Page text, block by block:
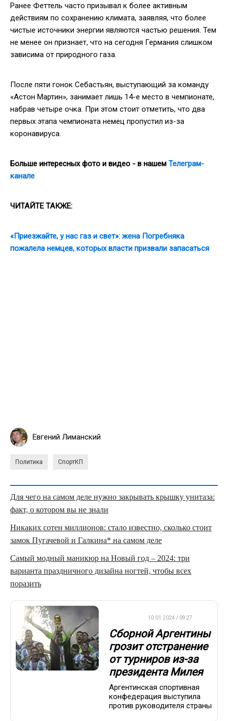
Ранее Феттель часто призывал к более активным
действиям по сохранению климата, заявляя, что более
чистые источники энергии являются частью решения. Тем
не менее он признает, что на сегодня Германия слишком
зависима от природного газа.
После пяти гонок Себастьян, выступающий за команду
«Астон Мартин», занимает лишь 14-е место в чемпионате,
набрав четыре очка. При этом стоит отметить, что два
первых этапа чемпионата немец пропустил из-за
коронавируса.
Больше интересных фото и видео - в нашем Телеграм-
канале
ЧИТАЙТЕ ТАКЖЕ:
«Приезжайте, у нас газ и свет»: жена Погребняка
пожалела немцев, которых власти призвали запасаться
Евгений Лиманский
Политика СпортКП
Для чего на самом деле нужно закрывать крышку унитаза:
факт, о котором вы не знали
Никаких сотен миллионов: стало известно, сколько стоит
замок Пугачевой и Галкина* на самом деле
Самый модный маникюр на Новый год – 2024: три
варианта праздничного дизайна ногтей, чтобы всех
поразить
10.01.2024 / 09:27
Сборной Аргентины
грозит отстранение
от турниров из-за
президента Милея
Аргентинская спортивная
конфедерация выступила
против руководителя страны